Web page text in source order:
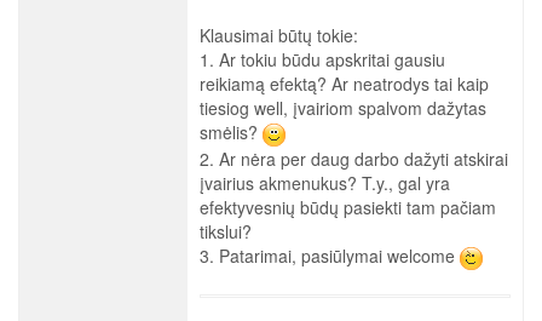
Klausimai būtų tokie:
1. Ar tokiu būdu apskritai gausiu
reikiamą efektą? Ar neatrodys tai kaip
tiesiog well, įvairiom spalvom dažytas
smėlis?
2. Ar nėra per daug darbo dažyti atskirai
įvairius akmenukus? T.y., gal yra
efektyvesnių būdų pasiekti tam pačiam
tikslui?
3. Patarimai, pasiūlymai welcome